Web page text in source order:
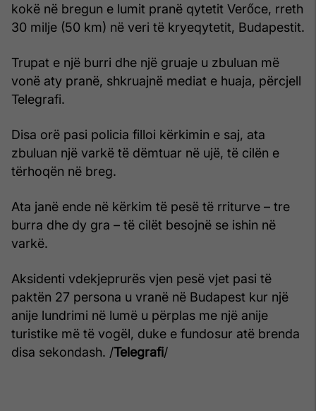
kokë në bregun e lumit pranë qytetit Verőce, rreth
30 milje (50 km) në veri të kryeqytetit, Budapestit.
Trupat e një burri dhe një gruaje u zbuluan më
vonë aty pranë, shkruajnë mediat e huaja, përcjell
Telegrafi.
Disa orë pasi policia filloi kërkimin e saj, ata
zbuluan një varkë të dëmtuar në ujë, të cilën e
tërhoqën në breg.
Ata janë ende në kërkim të pesë të rriturve – tre
burra dhe dy gra – të cilët besojnë se ishin në
varkë.
Aksidenti vdekjeprurës vjen pesë vjet pasi të
paktën 27 persona u vranë në Budapest kur një
anije lundrimi në lumë u përplas me një anije
turistike më të vogël, duke e fundosur atë brenda
disa sekondash. /Telegrafi/